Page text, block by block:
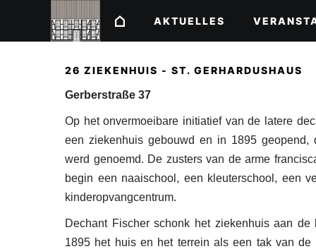
AKTUELLES
26 ZIEKENHUIS - ST. GERHARDUSHAUS
Gerberstraße 37
Op het onvermoeibare initiatief van de latere
een ziekenhuis gebouwd en in 1895 geopend,
werd genoemd. De zusters van de arme
begin een naaischool, een kleuterschool, een
kinderopvangcentrum.
Dechant Fischer schonk het ziekenhuis aan
1895 het huis en het terrein als een tak van